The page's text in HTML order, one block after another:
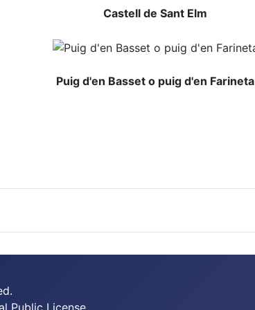
Castell de Sant Elm
Puig d'en Basset o puig d'en Farineta
Public License.